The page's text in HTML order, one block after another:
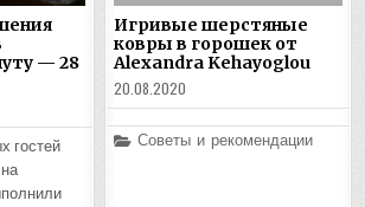
— 28
гостей
Игривые шерстяные
ковры в горошек от
Alexandra Kehayoglou
20.08.2020
Posted
Советы и рекомендации